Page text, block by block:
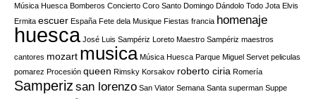
Música Huesca Bomberos Concierto Coro Santo Domingo Dándolo Todo Jota Elvis
Ermita escuer España Fete dela Musique Fiestas francia homenaje
huesca José Luis Sampériz Loreto Maestro Sampériz maestros
cantores mozart musica Música Huesca Parque Miguel Servet peliculas
pomarez Procesión queen Rimsky Korsakov roberto ciria Romería
Samperiz san lorenzo San Viator Semana Santa superman Suppe